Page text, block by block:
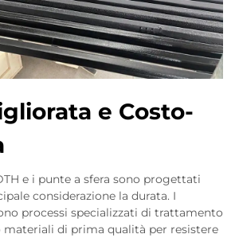
e Costo-
e i punte a sfera sono progettati
considerazione la durata. I
processi specializzati di trattamento
di prima qualità per resistere